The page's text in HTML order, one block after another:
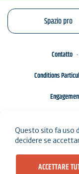
Spazio pro
Contatto
Conditions
Questo sito fa uso
decidere se
ACCETTARE